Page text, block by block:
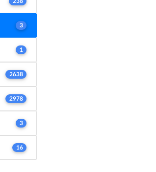
3
1
2638
2978
3
16